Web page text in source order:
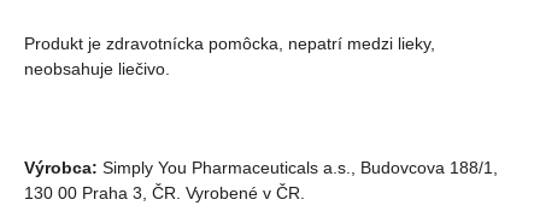
Produkt je zdravotnícka pomôcka, nepatrí medzi lieky,
neobsahuje liečivo.
Výrobca: Simply You Pharmaceuticals a.s., Budovcova 188/1,
130 00 Praha 3, ČR. Vyrobené v ČR.